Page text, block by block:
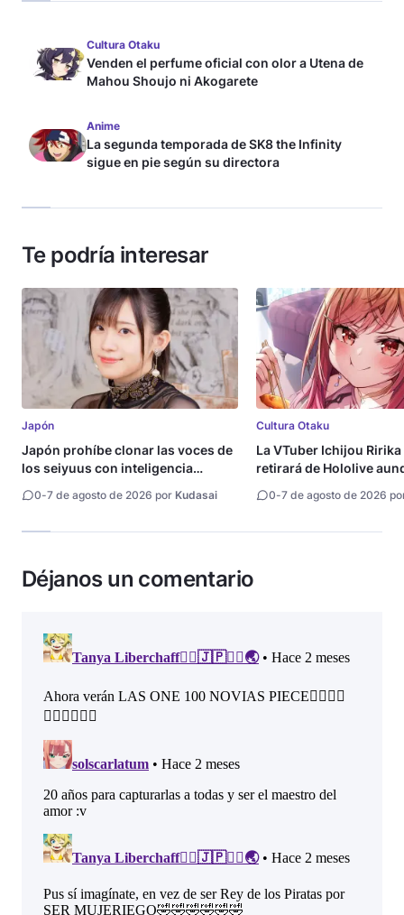
Cultura Otaku
Venden el perfume oficial con olor a Utena de
Mahou Shoujo ni Akogarete
Anime
La segunda temporada de SK8 the Infinity
sigue en pie según su directora
Te podría interesar
Japón
Japón prohíbe clonar las voces de
los seiyuus con inteligencia
0-7 de agosto de 2026 por Kudasai
Cultura Otaku
La VTuber Ichijou Ririka
retirará de Hololive
0-7 de agosto de 2026
Déjanos un comentario